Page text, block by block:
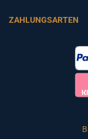
ZAHLUNGSARTEN